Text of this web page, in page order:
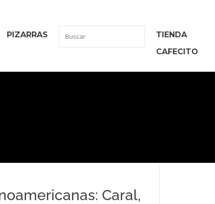
PIZARRAS
TIENDA
CAFECITO
Caral,